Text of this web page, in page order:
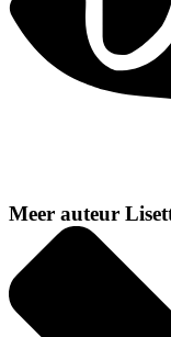
Meer auteur